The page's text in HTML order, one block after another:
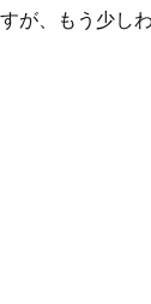
が、もう少し